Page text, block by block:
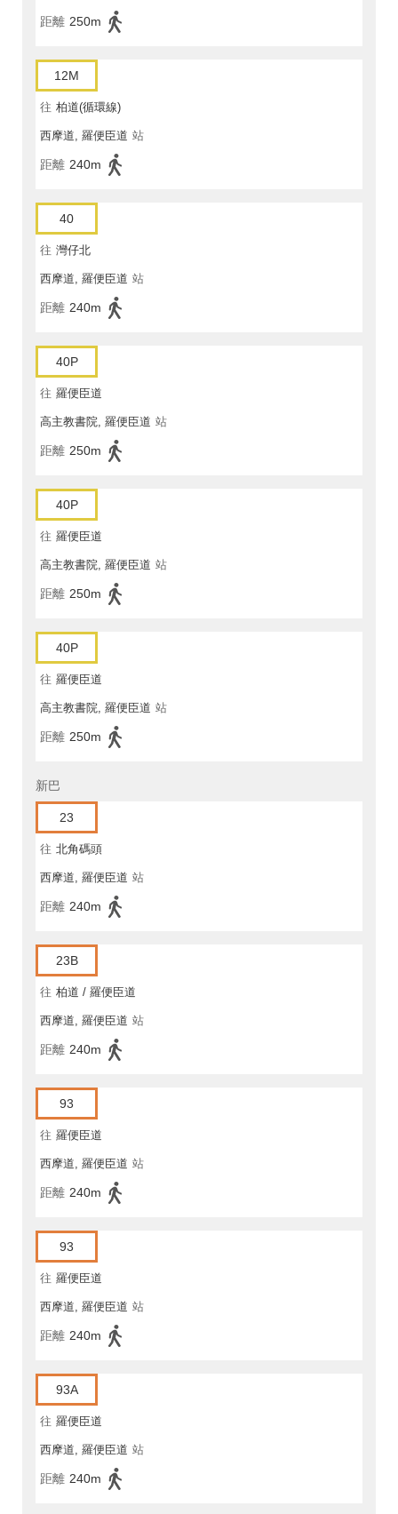
距離 250m
12M
往 柏道(循環線)
西摩道, 羅便臣道 站
距離 240m
40
往 灣仔北
西摩道, 羅便臣道 站
距離 240m
40P
往 羅便臣道
高主教書院, 羅便臣道 站
距離 250m
40P
往 羅便臣道
高主教書院, 羅便臣道 站
距離 250m
40P
往 羅便臣道
高主教書院, 羅便臣道 站
距離 250m
新巴
23
往 北角碼頭
西摩道, 羅便臣道 站
距離 240m
23B
往 柏道 / 羅便臣道
西摩道, 羅便臣道 站
距離 240m
93
往 羅便臣道
西摩道, 羅便臣道 站
距離 240m
93
往 羅便臣道
西摩道, 羅便臣道 站
距離 240m
93A
往 羅便臣道
西摩道, 羅便臣道 站
距離 240m